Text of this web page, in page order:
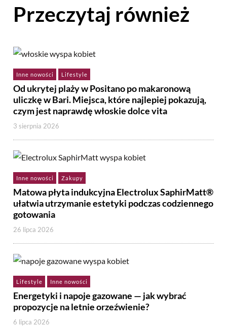
Przeczytaj również
Inne nowości Lifestyle
Od ukrytej plaży w Positano po makaronową
uliczkę w Bari. Miejsca, które najlepiej pokazują,
czym jest naprawdę włoskie dolce vita
3 sierpnia 2026
Inne nowości Zakupy
Matowa płyta indukcyjna Electrolux SaphirMatt®
ułatwia utrzymanie estetyki podczas codziennego
gotowania
26 lipca 2026
Lifestyle Inne nowości
Energetyki i napoje gazowane — jak wybrać
propozycje na letnie orzeźwienie?
6 lipca 2026